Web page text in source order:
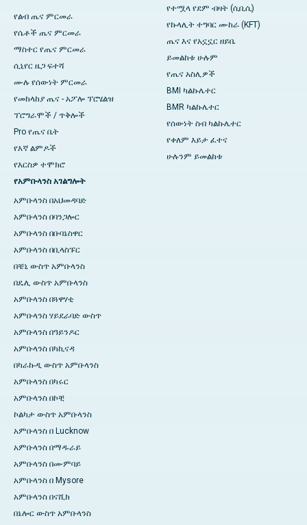
የልብ ጤና ምርመራ
የሴቶች ጤና ምርመራ
ማስተር የጤና ምርመራ
ሲኒየር ዜጋ ፍተሻ
ሙሉ የሰውነት ምርመራ
የመከላከያ ጤና - አፖሎ ፕሮሄልዝ
ፕሮግራሞች / ጥቅሎች
Pro የጤና ቤት
የእኛ ልምዶች
የእርስዎ ተሞክሮ
የአምቡላንስ አገልግሎት
አምቡላንስ በአህመዳባድ
አምቡላንስ በባንጋሎር
አምቡላንስ በቡባኔስዋር
አምቡላንስ በቢላስፑር
በቼኒ ውስጥ አምቡላንስ
በዴሊ ውስጥ አምቡላንስ
አምቡላንስ በጓዋሃቲ
አምቡላንስ ሃይደራባድ ውስጥ
አምቡላንስ በዓይንዶር
አምቡላንስ በካኪናዳ
በካራኩዲ ውስጥ አምቡላንስ
አምቡላንስ በካሩር
አምቡላንስ በኮቺ
ኮልካታ ውስጥ አምቡላንስ
አምቡላንስ በ Lucknow
አምቡላንስ በማዱራይ
አምቡላንስ በሙምባይ
አምቡላንስ በ Mysore
አምቡላንስ በናሺክ
በኔሎር ውስጥ አምቡላንስ
የተሟላ የደም ብዛት (ሲቢሲ)
የኩላሊት ተግባር ሙከራ (KFT)
ጤና እና የአኗኗር ዘይቤ
ይመልከቱ ሁሉም
የጤና አስሊዎች
BMI ካልኩሌተር
BMR ካልኩሌተር
የሰውነት ስብ ካልኩሌተር
የቀለም እይታ ፈተና
ሁሉንም ይመልከቱ